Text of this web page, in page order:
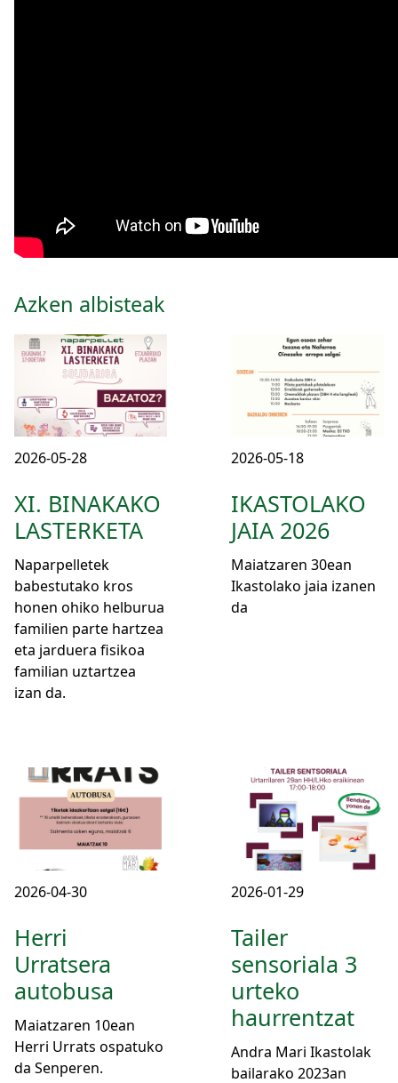
Azken albisteak
2026-05-28
XI. BINAKAKO
LASTERKETA
Naparpelletek
babestutako kros
honen ohiko helburua
familien parte hartzea
eta jarduera fisikoa
familian uztartzea
izan da.
2026-05-18
IKASTOLAKO
JAIA 2026
Maiatzaren 30ean
Ikastolako jaia izanen
da
2026-04-30
Herri
Urratsera
autobusa
Maiatzaren 10ean
Herri Urrats ospatuko
da Senperen.
2026-01-29
Tailer
sensoriala 3
urteko
haurrentzat
Andra Mari Ikastolak
bailarako 2023an